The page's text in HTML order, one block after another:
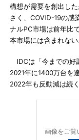
構想が需要を創出し
さく、COVID-19の感
ナルPC市場は前年比
本市場には含まれない
IDCは「今までの好
2021年に1400万台を
2022年も反動減は続
画像をご覧